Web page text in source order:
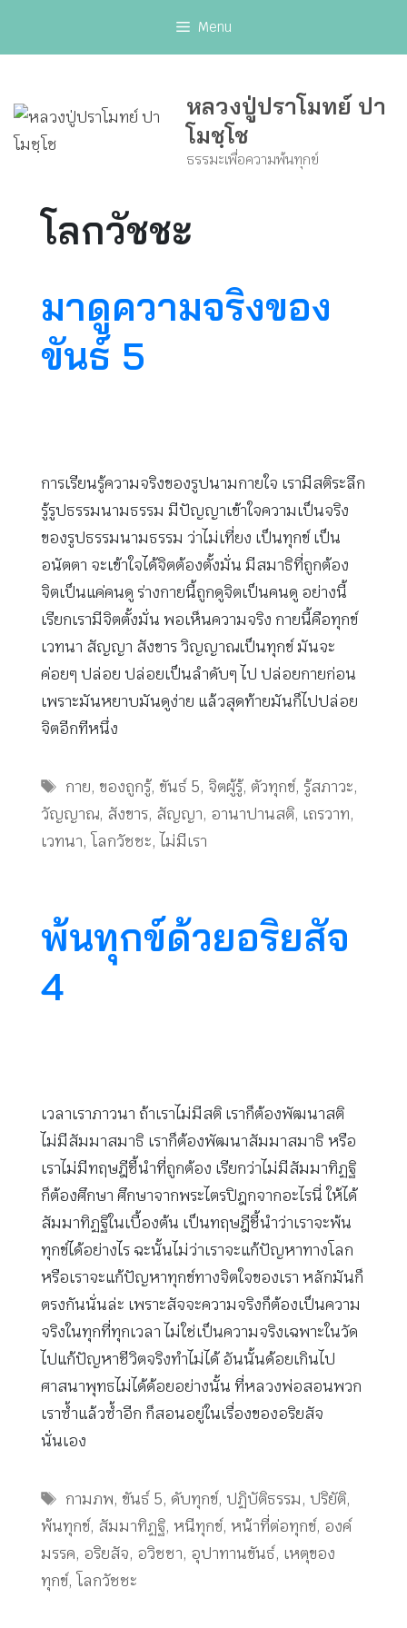
Menu
หลวงปู่ปราโมทย์ ปา
โมชฺโช
ธรรมะเพื่อความพ้นทุกข์
โลกวัชชะ
มาดูความจริงของ
ขันธ์ 5
การเรียนรู้ความจริงของรูปนามกายใจ เรามีสติระลึก
รู้รูปธรรมนามธรรม มีปัญญาเข้าใจความเป็นจริง
ของรูปธรรมนามธรรม ว่าไม่เที่ยง เป็นทุกข์ เป็น
อนัตตา จะเข้าใจได้จิตต้องตั้งมั่น มีสมาธิที่ถูกต้อง
จิตเป็นแค่คนดู ร่างกายนี้ถูกดูจิตเป็นคนดู อย่างนี้
เรียกเรามีจิตตั้งมั่น พอเห็นความจริง กายนี้คือทุกข์
เวทนา สัญญา สังขาร วิญญาณเป็นทุกข์ มันจะ
ค่อยๆ ปล่อย ปล่อยเป็นลำดับๆ ไป ปล่อยกายก่อน
เพราะมันหยาบมันดูง่าย แล้วสุดท้ายมันก็ไปปล่อย
จิตอีกทีหนึ่ง
Tags
กาย, ของถูกรู้, ขันธ์ 5, จิตผู้รู้, ตัวทุกข์, รู้สภาวะ,
วัญญาณ, สังขาร, สัญญา, อานาปานสติ, เถรวาท,
เวทนา, โลกวัชชะ, ไม่มีเรา
พ้นทุกข์ด้วยอริยสัจ
4
เวลาเราภาวนา ถ้าเราไม่มีสติ เราก็ต้องพัฒนาสติ
ไม่มีสัมมาสมาธิ เราก็ต้องพัฒนาสัมมาสมาธิ หรือ
เราไม่มีทฤษฎีชี้นำที่ถูกต้อง เรียกว่าไม่มีสัมมาทิฏฐิ
ก็ต้องศึกษา ศึกษาจากพระไตรปิฎกจากอะไรนี่ ให้ได้
สัมมาทิฏฐิในเบื้องต้น เป็นทฤษฎีชี้นำว่าเราจะพ้น
ทุกข์ได้อย่างไร ฉะนั้นไม่ว่าเราจะแก้ปัญหาทางโลก
หรือเราจะแก้ปัญหาทุกข์ทางจิตใจของเรา หลักมันก็
ตรงกันนั่นล่ะ เพราะสัจจะความจริงก็ต้องเป็นความ
จริงในทุกที่ทุกเวลา ไม่ใช่เป็นความจริงเฉพาะในวัด
ไปแก้ปัญหาชีวิตจริงทำไม่ได้ อันนั้นด้อยเกินไป
ศาสนาพุทธไม่ได้ด้อยอย่างนั้น ที่หลวงพ่อสอนพวก
เราซ้ำแล้วซ้ำอีก ก็สอนอยู่ในเรื่องของอริยสัจ
นั่นเอง
Tags
กามภพ, ขันธ์ 5, ดับทุกข์, ปฏิบัติธรรม, ปริยัติ,
พ้นทุกข์, สัมมาทิฏฐิ, หนีทุกข์, หน้าที่ต่อทุกข์, องค์
มรรค, อริยสัจ, อวิชชา, อุปาทานขันธ์, เหตุของ
ทุกข์, โลกวัชชะ